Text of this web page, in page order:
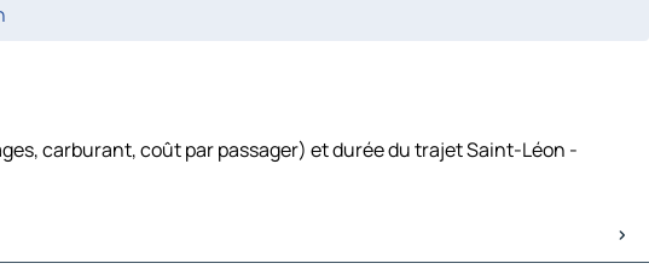
carburant, coût par passager) et durée du trajet Saint-Léon -